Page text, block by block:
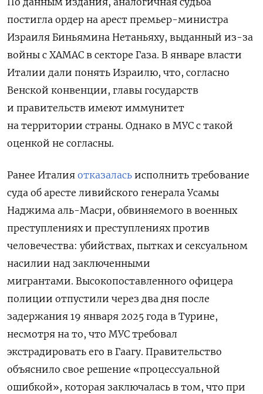
постигла ордер на арест премьер-министра
Израиля Биньямина Нетаньяху, выданный из-за
войны с ХАМАС в секторе Газа. В январе власти
Италии дали понять Израилю, что, согласно
Венской конвенции, главы государств
и правительств имеют иммунитет
на территории страны. Однако в МУС с такой
оценкой не согласны.
Ранее Италия отказалась исполнить требование
суда об аресте ливийского генерала Усамы
Наджима аль-Масри, обвиняемого в военных
преступлениях и преступлениях против
человечества: убийствах, пытках и сексуальном
насилии над заключенными
мигрантами. Высокопоставленного офицера
полиции отпустили через два дня после
задержания 19 января 2025 года в Турине,
несмотря на то, что МУС требовал
экстрадировать его в Гаагу. Правительство
объяснило свое решение «процессуальной
ошибкой», которая заключалась в том, что при